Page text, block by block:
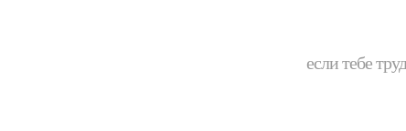
если тебе